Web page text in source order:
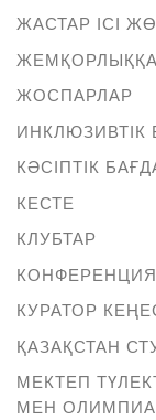
ЖАСТАР ІСІ
ЖОСПАРЛАР
ИНКЛЮЗИВТІК
КӘСІПТІК
КЕСТЕ
КЛУБТАР
КУРАТОР
ҚАЗАҚСТАН
МЕКТЕП
МЕН